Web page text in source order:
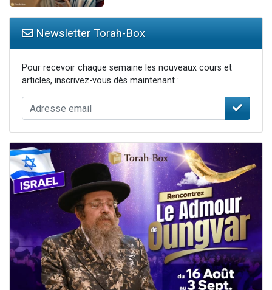
Newsletter Torah-Box
Pour recevoir chaque semaine les nouveaux cours et
articles, inscrivez-vous dès maintenant :